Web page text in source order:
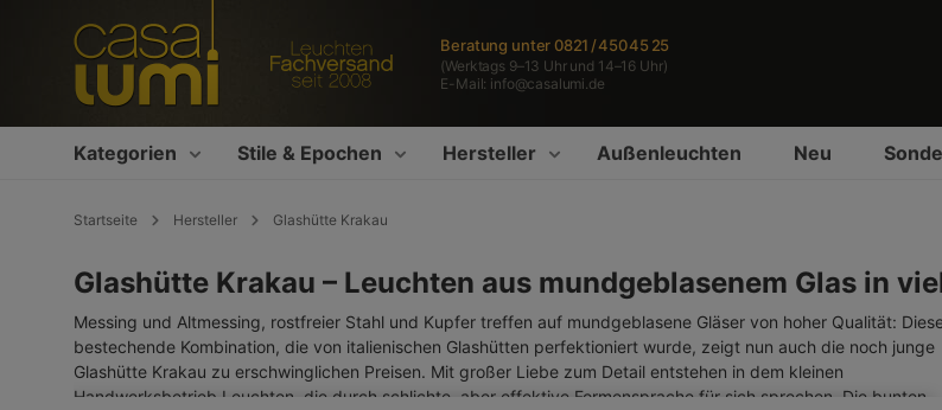
Zur Hauptnavigation springen
Beratung unter 0821 / 450 45 25
(Werktags 9–13 Uhr und 14–16 Uhr)
E-Mail: info@casalumi.de
Kategorien Stile & Epochen Hersteller Außenleuchten Neu
Startseite Hersteller Glashütte Krakau
Glashütte Krakau – Leuchten aus mundgeblasenem Glas in
Messing und Altmessing, rostfreier Stahl und Kupfer treffen auf mundgeblasene Gläser von hoher Qualität:
bestechende Kombination, die von italienischen Glashütten perfektioniert wurde, zeigt nun auch die noch junge
Glashütte Krakau zu erschwinglichen Preisen. Mit großer Liebe zum Detail entstehen in dem kleinen
Handwerksbetrieb Leuchten, die durch schlichte, aber effektive Formensprache für sich sprechen. Die bunten,